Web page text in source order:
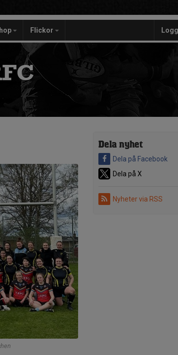
Flickor
Dela nyhet
Dela på Facebook
Dela på X
Nyheter via RSS